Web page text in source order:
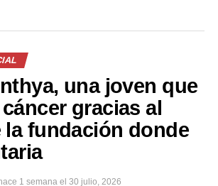
En «Internacionales -
a la
una joven que
gracias al
la fundación donde
1 semana el 30 julio, 2026